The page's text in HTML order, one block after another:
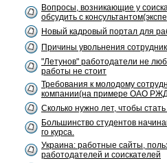
Вопросы, возникающие у
обсудить с
Новый кадровый портал для
Причины увольнения
"Летунов" работодатели не
работы не стоит
Требования к молодому
компании(на примере ОАО
Сколько нужно лет, чтобы
Большинство студентов
го курса.
Украина: работные сайты,
работодателей и соискателей